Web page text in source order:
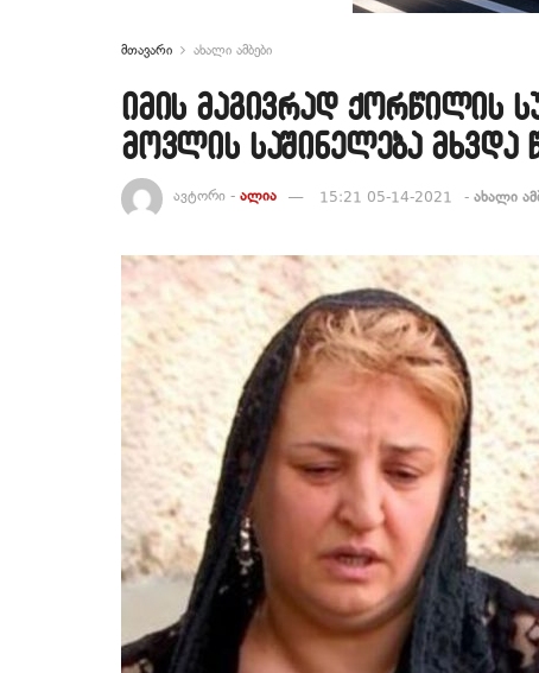
მთავარი ახალი ამბები
იმის მაგივრად ქორწილის
მოვლის საშინელება
ავტორი - ალია 15:21 05-14-2021 - ახალი